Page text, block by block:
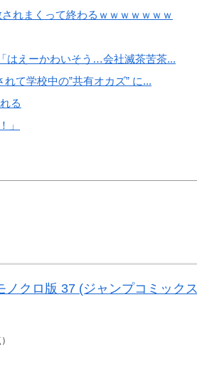
れまくって終わるｗｗｗｗｗｗｗ
はえーかわいそう…会社滅茶苦茶...
て学校中の”共有オカズ” に...
る
」
クロ版 37 (ジャンプコミックス